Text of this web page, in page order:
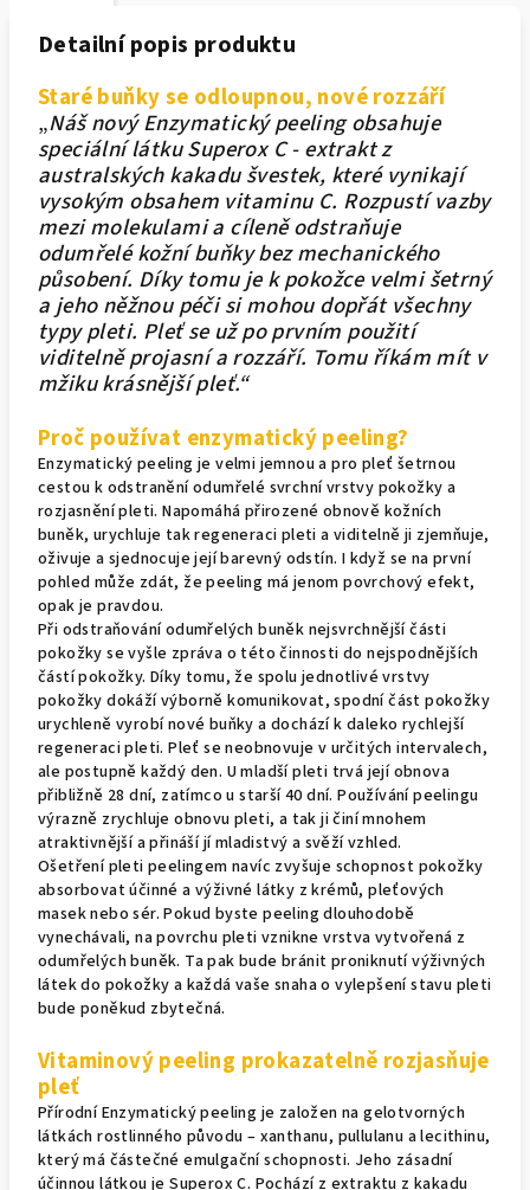
Detailní popis produktu
Staré buňky se odloupnou, nové rozzáří
„Náš nový Enzymatický peeling obsahuje
speciální látku Superox C - extrakt z
australských kakadu švestek, které vynikají
vysokým obsahem vitaminu C. Rozpustí vazby
mezi molekulami a cíleně odstraňuje
odumřelé kožní buňky bez mechanického
působení. Díky tomu je k pokožce velmi šetrný
a jeho něžnou péči si mohou dopřát všechny
typy pleti. Pleť se už po prvním použití
viditelně projasní a rozzáří. Tomu říkám mít v
mžiku krásnější pleť.“
Proč používat enzymatický peeling?
Enzymatický peeling je velmi jemnou a pro pleť šetrnou
cestou k odstranění odumřelé svrchní vrstvy pokožky a
rozjasnění pleti. Napomáhá přirozené obnově kožních
buněk, urychluje tak regeneraci pleti a viditelně ji zjemňuje,
oživuje a sjednocuje její barevný odstín. I když se na první
pohled může zdát, že peeling má jenom povrchový efekt,
opak je pravdou.
Při odstraňování odumřelých buněk nejsvrchnější části
pokožky se vyšle zpráva o této činnosti do nejspodnějších
částí pokožky. Díky tomu, že spolu jednotlivé vrstvy
pokožky dokáží výborně komunikovat, spodní část pokožky
urychleně vyrobí nové buňky a dochází k daleko rychlejší
regeneraci pleti. Pleť se neobnovuje v určitých intervalech,
ale postupně každý den. U mladší pleti trvá její obnova
přibližně 28 dní, zatímco u starší 40 dní. Používání peelingu
výrazně zrychluje obnovu pleti, a tak ji činí mnohem
atraktivnější a přináší jí mladistvý a svěží vzhled.
Ošetření pleti peelingem navíc zvyšuje schopnost pokožky
absorbovat účinné a výživné látky z krémů, pleťových
masek nebo sér. Pokud byste peeling dlouhodobě
vynechávali, na povrchu pleti vznikne vrstva vytvořená z
odumřelých buněk. Ta pak bude bránit proniknutí výživných
látek do pokožky a každá vaše snaha o vylepšení stavu pleti
bude poněkud zbytečná.
Vitaminový peeling prokazatelně rozjasňuje
pleť
Přírodní Enzymatický peeling je založen na gelotvorných
látkách rostlinného původu – xanthanu, pullulanu a lecithinu,
který má částečné emulgační schopnosti. Jeho zásadní
účinnou látkou je Superox C. Pochází z extraktu z kakadu